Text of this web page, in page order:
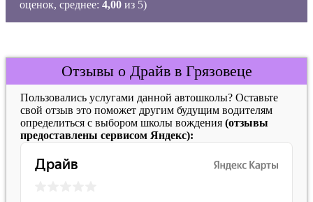
оценок, среднее: 4,00 из 5)
Отзывы о Драйв в Грязовеце
Пользовались услугами данной автошколы? Оставьте
свой отзыв это поможет другим будущим водителям
определиться с выбором школы вождения (отзывы
предоставлены сервисом Яндекс):